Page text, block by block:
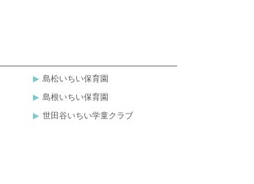
島松いちい保育園
島根いちい保育園
世田谷いちい学童クラブ